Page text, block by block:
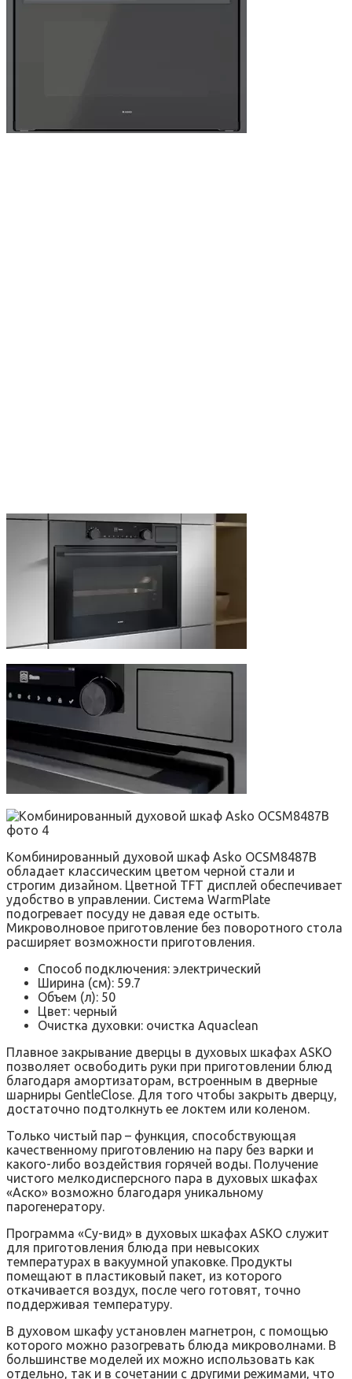
Комбинированный духовой шкаф Asko OCSM8487B
обладает классическим цветом черной стали и
строгим дизайном. Цветной TFT дисплей обеспечивает
удобство в управлении. Система WarmPlate
подогревает посуду не давая еде остыть.
Микроволновое приготовление без поворотного стола
расширяет возможности приготовления.
Способ подключения: электрический
Ширина (см): 59.7
Объем (л): 50
Цвет: черный
Очистка духовки: очистка Aquaclean
Плавное закрывание дверцы в духовых шкафах ASKO
позволяет освободить руки при приготовлении блюд
благодаря амортизаторам, встроенным в дверные
шарниры GentleClose. Для того чтобы закрыть дверцу,
достаточно подтолкнуть ее локтем или коленом.
Только чистый пар – функция, способствующая
качественному приготовлению на пару без варки и
какого-либо воздействия горячей воды. Получение
чистого мелкодисперсного пара в духовых шкафах
«‎Аско» возможно благодаря уникальному
парогенератору.
Программа «Су-вид» в духовых шкафах ASKO служит
для приготовления блюда при невысоких
температурах в вакуумной упаковке. Продукты
помещают в пластиковый пакет, из которого
откачивается воздух, после чего готовят, точно
поддерживая температуру.
В духовом шкафу установлен магнетрон, с помощью
которого можно разогревать блюда микроволнами. В
большинстве моделей их можно использовать как
отдельно, так и в сочетании с другими режимами, что